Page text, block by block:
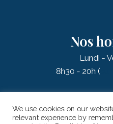
Nos
Lundi -
8h30 - 20h (
We use cookies on our
relevant experience by